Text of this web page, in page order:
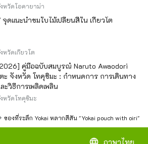
หวัดโอคายาม่า
จุดแนะนำชมใบไม้เปลี่ยนสีใน เกียวโต
หวัดเกียวโต
คู่มือฉบับสมบูรณ์ Naruto Awaodori
ะ จังหวัด โทคุชิมะ : กำหนดการ การเดินทาง
ะวิธีการเพลิดเพลิน
หวัดโทคุชิมะ
ของที่ระลึก Yokai หลากสีสัน "Yokai pouch with oiri"
language ภาษาไทย